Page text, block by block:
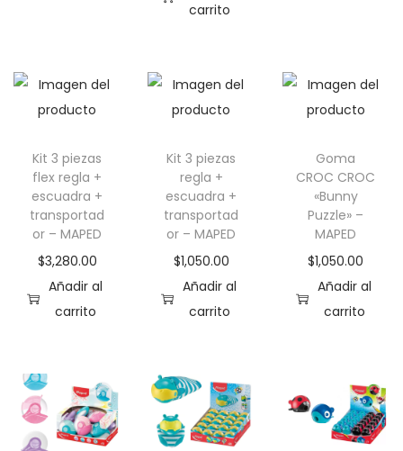
carrito
Kit 3 piezas
flex regla +
escuadra +
transportad
or – MAPED
$3,280.00
Añadir al
carrito
Kit 3 piezas
regla +
escuadra +
transportad
or – MAPED
$1,050.00
Añadir al
carrito
Goma
CROC CROC
«Bunny
Puzzle» –
MAPED
$1,050.00
Añadir al
carrito